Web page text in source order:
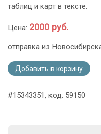
таблиц и карт в тексте.
Цена: 2000 руб.
отправка из
Добавить в корзину
#15343351, код: 59150